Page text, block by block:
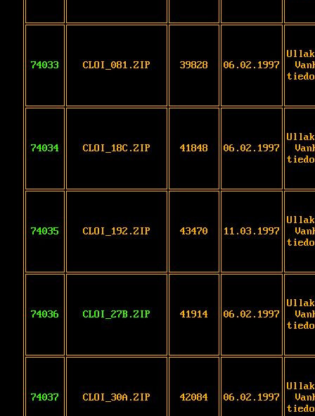
74033 CLOI_081.ZIP 39828 06.02.1997
74034 CLOI_18C.ZIP 41848 06.02.1997
74035 CLOI_192.ZIP 43470 11.03.1997
74036 CLOI_27B.ZIP 41914 06.02.1997
74037 CLOI_30A.ZIP 42084 06.02.1997